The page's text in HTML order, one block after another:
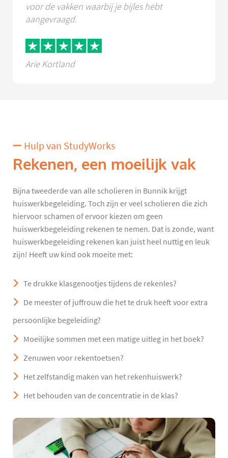
voor de vakken waarbij je bijles hebt
aangevraagd.
Arie Kortland
Hulp van StudyWorks
Rekenen, een moeilijk vak
Bijna tweederde van alle scholieren in Bunnik krijgt
huiswerkbegeleiding. Toch zijn er veel scholieren die zich
hiervoor schamen of ervoor kiezen om geen
huiswerkbegeleiding rekenen te nemen. Dat is zonde, want
huiswerkbegeleiding rekenen kan juist heel nuttig en leuk
zijn! Heeft uw kind ook moeite met:
Te drukke klasgenootjes tijdens de rekenles?
De meester of juffrouw die het te druk heeft voor extra
persoonlijke begeleiding?
Moeilijke sommen met een matige uitleg in het boek?
Zenuwen voor rekentoetsen?
Het zelfstandig maken van het rekenhuiswerk?
Het behouden van de concentratie in de klas?